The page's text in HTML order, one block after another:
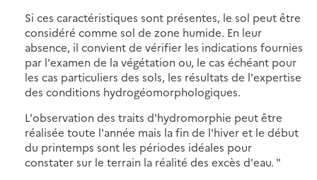
Si ces caractéristiques sont présentes, le sol peut être
considéré comme sol de zone humide. En leur
absence, il convient de vérifier les indications fournies
par l'examen de la végétation ou, le cas échéant pour
les cas particuliers des sols, les résultats de l'expertise
des conditions hydrogéomorphologiques.
L'observation des traits d'hydromorphie peut être
réalisée toute l'année mais la fin de l'hiver et le début
du printemps sont les périodes idéales pour
constater sur le terrain la réalité des excès d'eau. "